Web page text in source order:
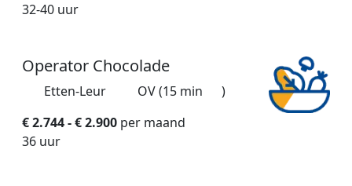
32-40 uur
Operator Chocolade
Etten-Leur OV (15 min
)
€ 2.744 - € 2.900 per maand
36 uur